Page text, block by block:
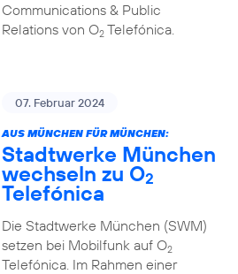
Communications & Public
Relations von O2Telefónica.
07. Februar 2024
AUS MÜNCHEN FÜR MÜNCHEN:
Stadtwerke München
wechseln zu O2
Telefónica
Die Stadtwerke München (SWM)
setzen bei Mobilfunk auf O2
Telefónica. Im Rahmen einer